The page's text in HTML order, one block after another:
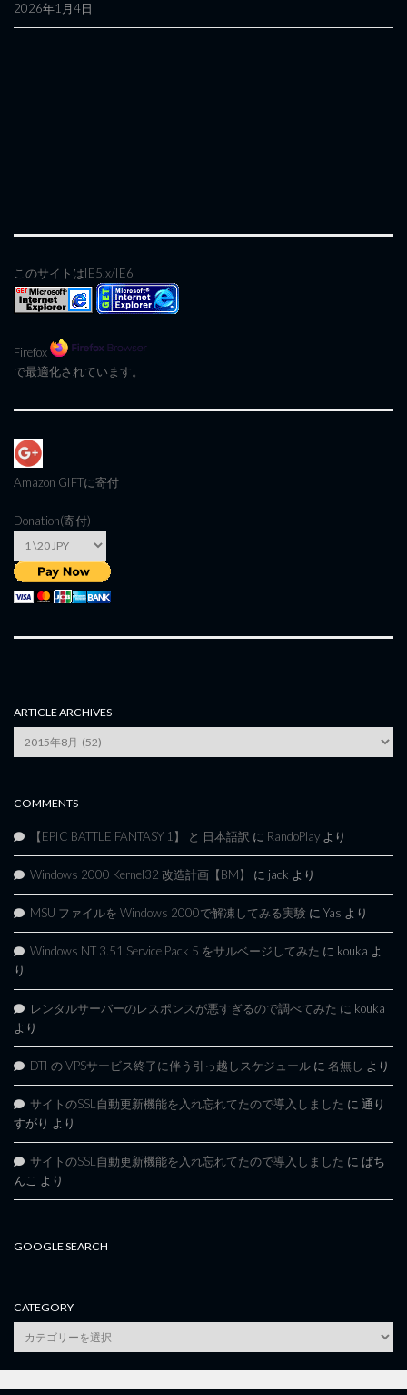
2026年1月4日
このサイトはIE5.x/IE6
Firefox
で最適化されています。
Amazon GIFTに寄付
Donation(寄付)
ARTICLE ARCHIVES
Article
Archives
COMMENTS
【EPIC BATTLE FANTASY 1】 と 日本語訳 に RandoPlay より
Windows 2000 Kernel32 改造計画【BM】 に jack より
MSU ファイルを Windows 2000で解凍してみる実験 に Yas より
Windows NT 3.51 Service Pack 5 をサルベージしてみた に kouka よ
り
レンタルサーバーのレスポンスが悪すぎるので調べてみた に kouka
より
DTI の VPSサービス終了に伴う引っ越しスケジュール に 名無し より
サイトのSSL自動更新機能を入れ忘れてたので導入しました に 通り
すがり より
サイトのSSL自動更新機能を入れ忘れてたので導入しました に ぱち
んこ より
GOOGLE SEARCH
CATEGORY
category